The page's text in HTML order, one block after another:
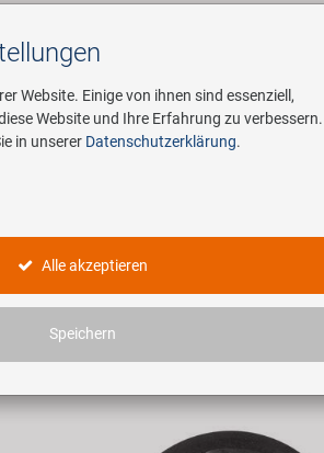
Suchen
Website. Einige von ihnen sind essenziell,
Website und Ihre Erfahrung zu verbessern.
in unserer Datenschutzerklärung.
Alle akzeptieren
Speichern